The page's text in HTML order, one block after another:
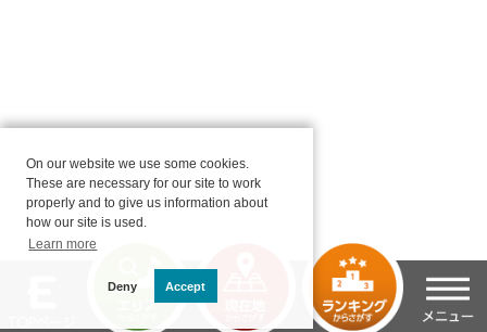
On our website we use some cookies.
These are necessary for our site to work
properly and to give us information about
how our site is used.
Learn more
Deny Accept